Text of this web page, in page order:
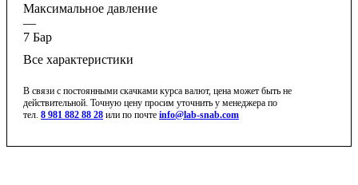
Максимальное давление
—
7 Бар
Все характеристики
В связи с постоянными скачками курса валют, цена может быть не
действительной. Точную цену просим уточнить у менеджера по
тел. 8 981 882 88 28 или по почте info@lab-snab.com